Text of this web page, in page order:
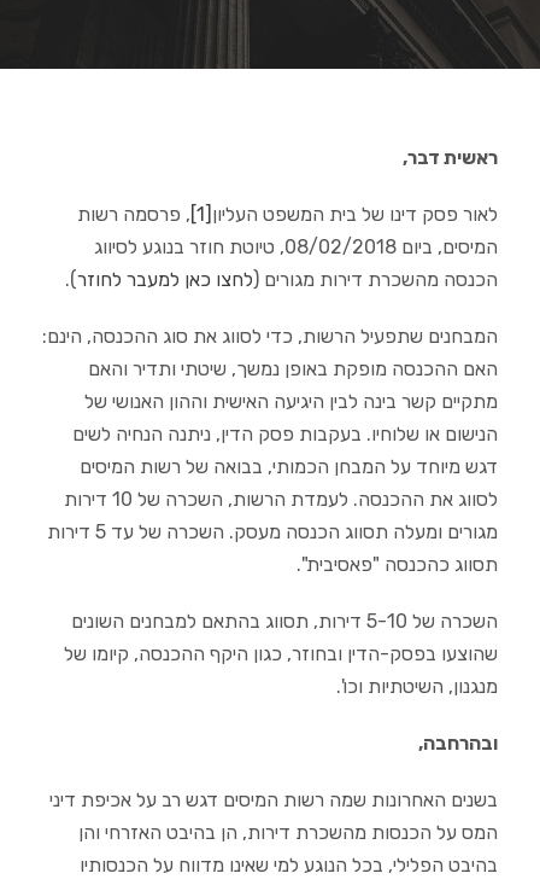
ראשית דבר,
לאור פסק דינו של בית המשפט העליון [1]
, פרסמה רשות
המיסים, ביום 08/02/2018, טיוטת חוזר בנוגע לסיווג
הכנסה מהשכרת דירות מגורים (לחצו כאן למעבר לחוזר).
המבחנים שתפעיל הרשות, כדי לסווג את סוג ההכנסה, הינם:
האם ההכנסה מופקת באופן נמשך, שיטתי ותדיר והאם
מתקיים קשר בינה לבין היגיעה האישית וההון האנושי של
הנישום או שלוחיו. בעקבות פסק הדין, ניתנה הנחיה לשים
דגש מיוחד על המבחן הכמותי, בבואה של רשות המיסים
לסווג את ההכנסה. לעמדת הרשות, השכרה של 10 דירות
מגורים ומעלה תסווג הכנסה מעסק. השכרה של עד 5 דירות
תסווג כהכנסה "פאסיבית".
השכרה של 5-10 דירות, תסווג בהתאם למבחנים השונים
שהוצעו בפסק-הדין ובחוזר, כגון היקף ההכנסה, קיומו של
מנגנון, השיטתיות וכו'.
ובהרחבה,
בשנים האחרונות שמה רשות המיסים דגש רב על אכיפת דיני
המס על הכנסות מהשכרת דירות, הן בהיבט האזרחי והן
בהיבט הפלילי, בכל הנוגע למי שאינו מדווח על הכנסותיו